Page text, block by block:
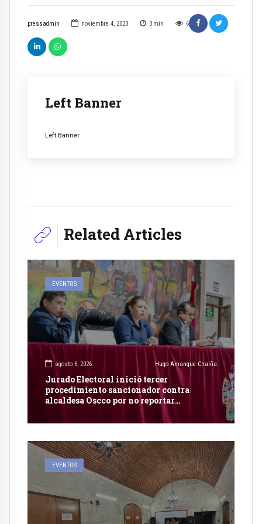
pressadmin noviembre 4, 2023 3 min 6
Left Banner
Left Banner
Related Articles
EVENTOS
agosto 6, 2026 Hugo Amanque Chaiña
Jurado Electoral inició tercer
procedimiento sancionador contra
alcaldesa Oscco por no reportar
EVENTOS